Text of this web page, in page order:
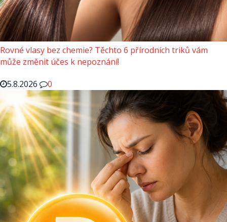
Rovné vlasy bez chemie? Těchto 6 přírodních triků vám
může změnit účes k nepoznání!
5.8.2026
0